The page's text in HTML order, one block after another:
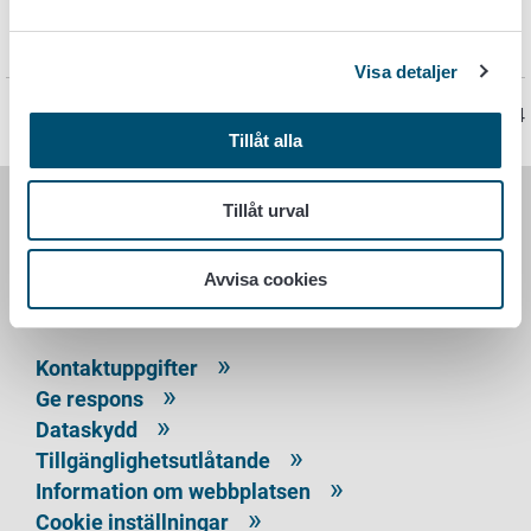
Visa detaljer
Tillåt alla
Tillåt urval
Avvisa cookies
Sidan har senast uppdaterats 9.7.2024
00027 LIVSMEDELSVERKET
Kontaktuppgifter
Ge respons
Dataskydd
Tillgänglighetsutlåtande
Information om webbplatsen
Cookie inställningar